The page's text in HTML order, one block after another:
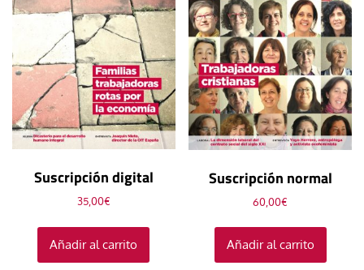
Suscripción digital
35,00€
Añadir al carrito
Suscripción normal
60,00€
Añadir al carrito